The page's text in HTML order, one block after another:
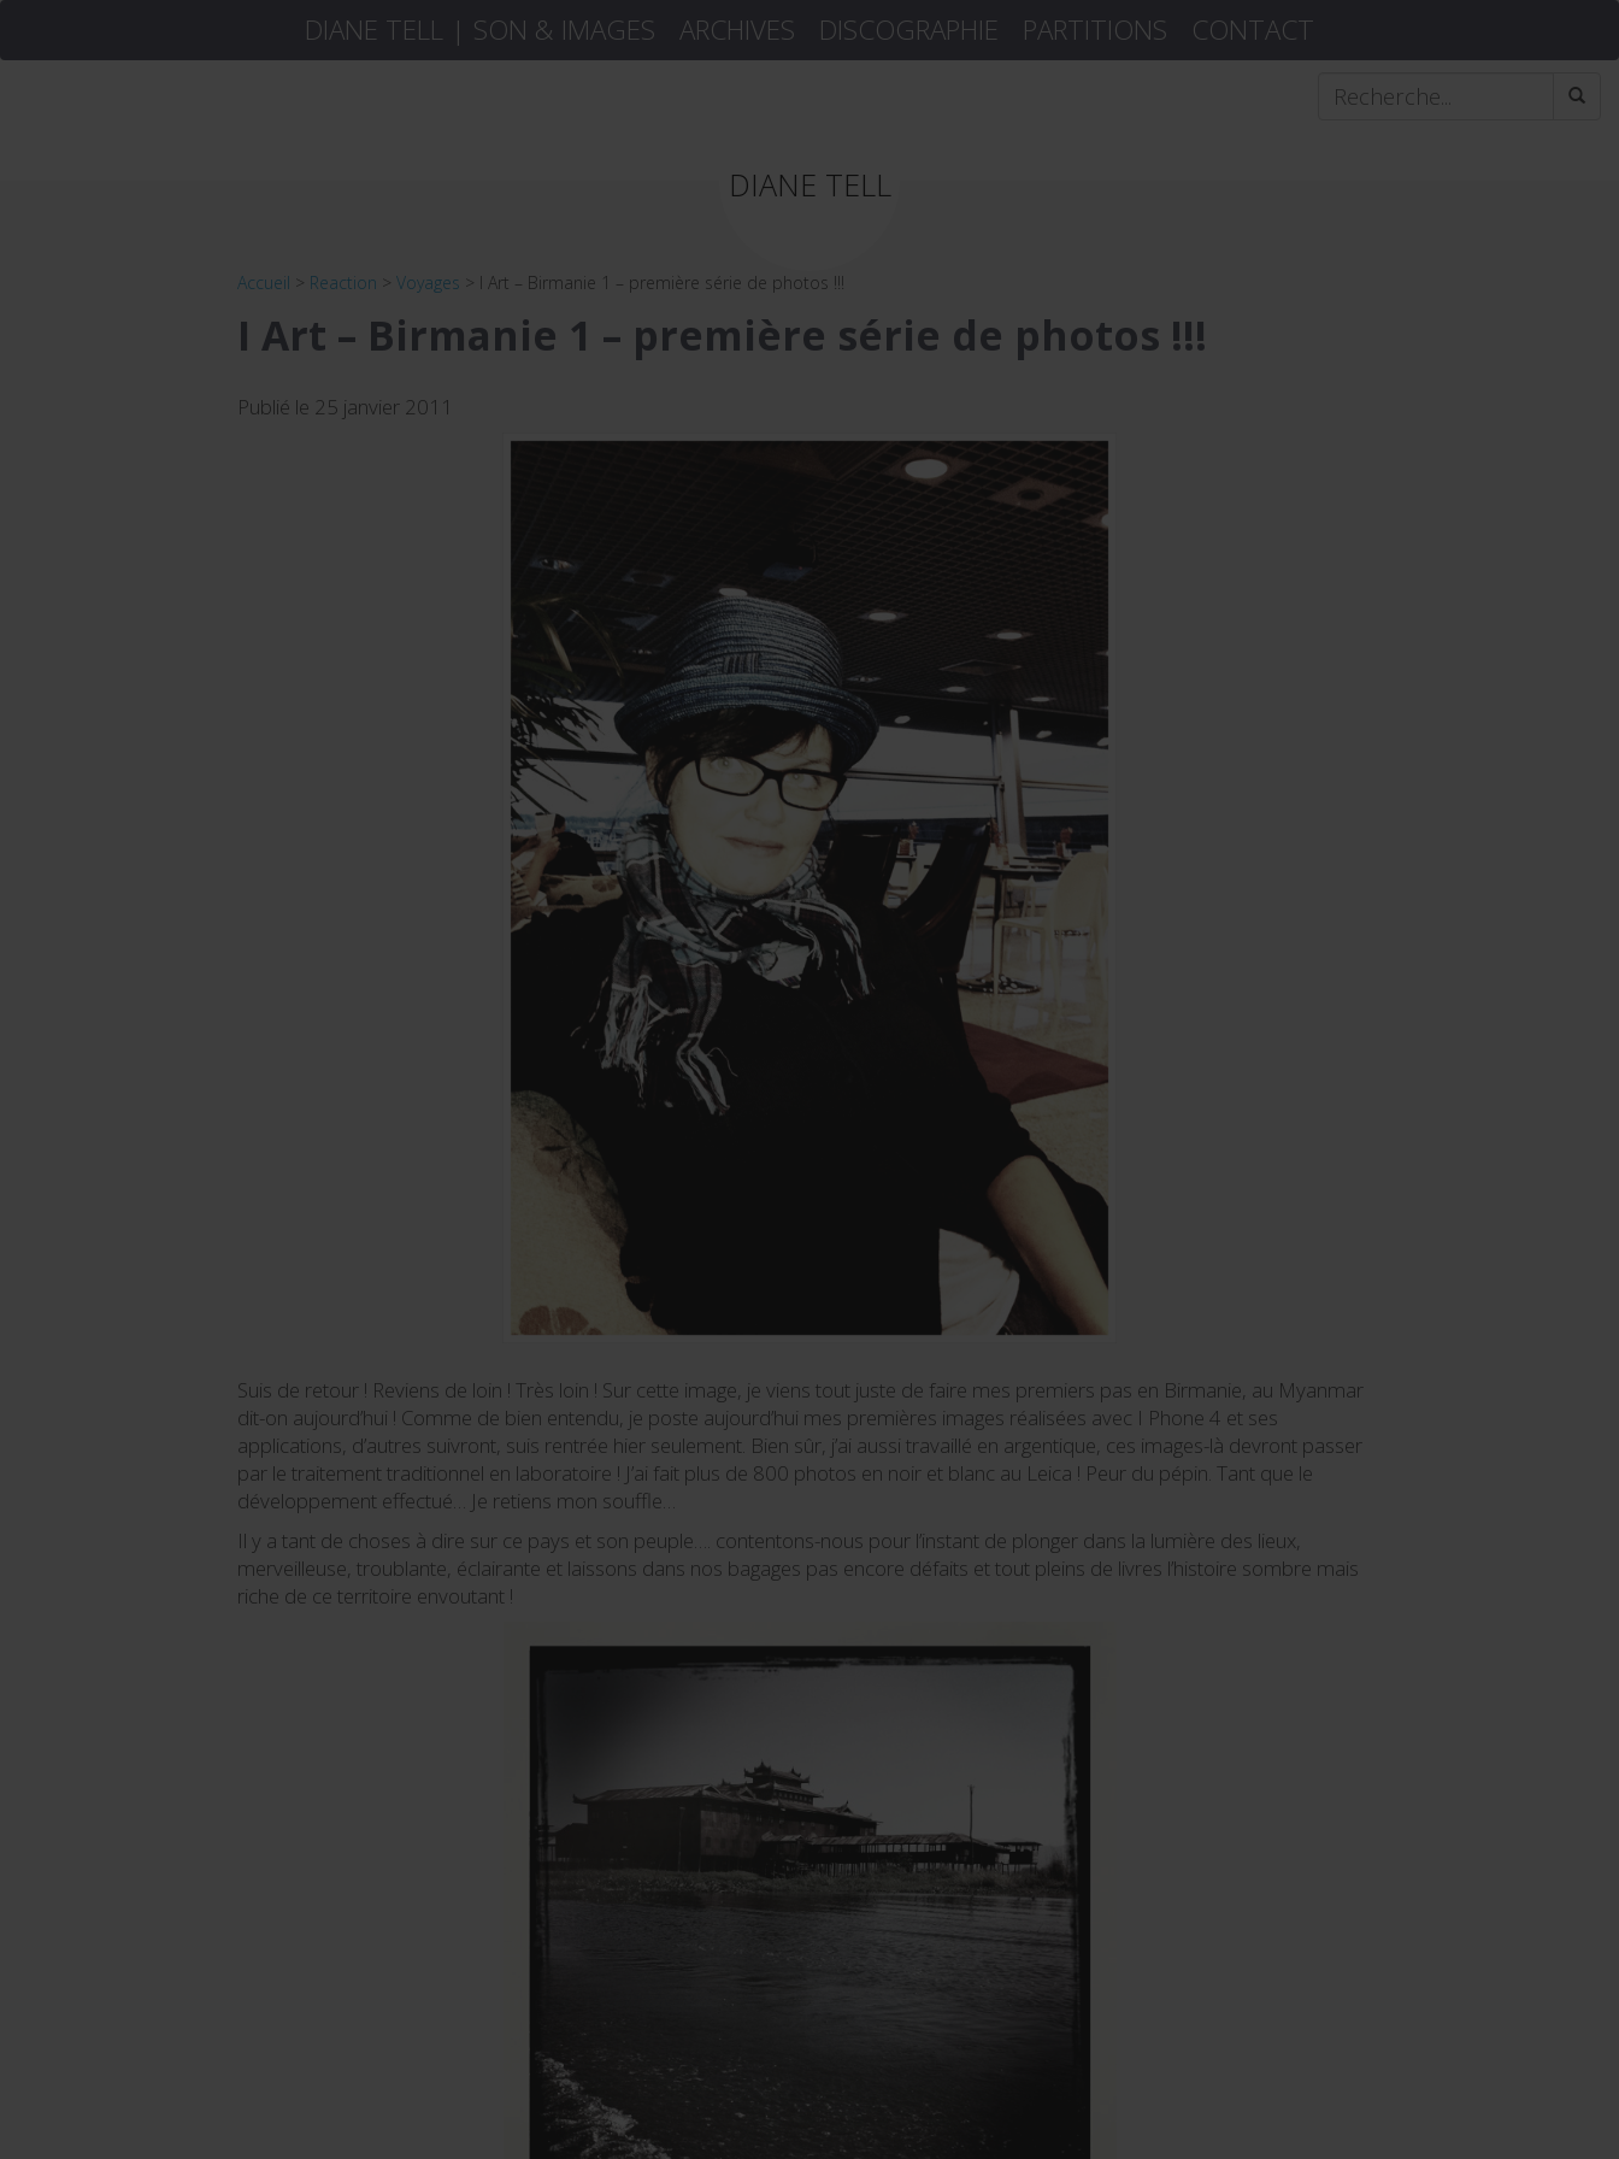
DIANE TELL | SON & IMAGES ARCHIVES DISCOGRAPHIE PARTITIONS CONTACT
DIANE TELL
Accueil > Reaction > Voyages > I Art – Birmanie 1 – première série de photos !!!
I Art – Birmanie 1 – première série de photos !!!
Publié le 25 janvier 2011
Suis de retour ! Reviens de loin ! Très loin ! Sur cette image, je viens tout juste de faire mes premiers pas en Birmanie, au Myanmar
dit-on aujourd’hui ! Comme de bien entendu, je poste aujourd’hui mes premières images réalisées avec I Phone 4 et ses
applications, d’autres suivront, suis rentrée hier seulement. Bien sûr, j’ai aussi travaillé en argentique, ces images-là devront passer
par le traitement traditionnel en laboratoire ! J’ai fait plus de 800 photos en noir et blanc au Leica ! Peur du pépin. Tant que le
développement effectué… Je retiens mon souffle…
Il y a tant de choses à dire sur ce pays et son peuple…. contentons-nous pour l’instant de plonger dans la lumière des lieux,
merveilleuse, troublante, éclairante et laissons dans nos bagages pas encore défaits et tout pleins de livres l’histoire sombre mais
riche de ce territoire envoutant !